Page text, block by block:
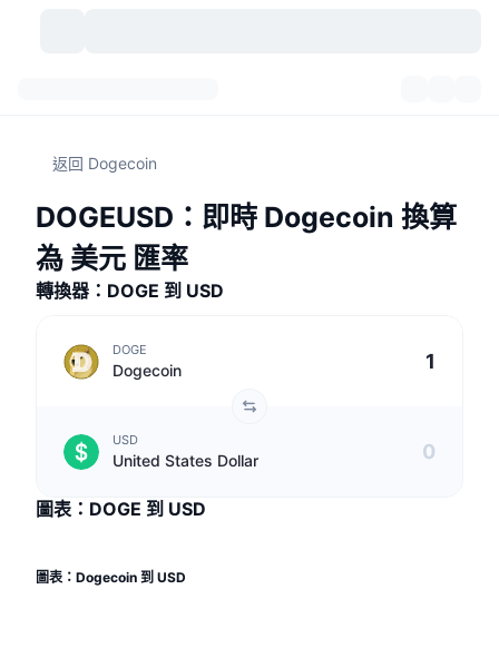
類別
歷史記錄
代幣解鎖
實體世界資產
排行榜
熱門
市場綜覽
現貨市場
加密貨幣數量
BNB金庫
交易所流入/流出
指標
信號
熱門
新
迷因探索工具
頂級交易者
集中式交易所
現貨
去中心化交易所
衍生品
社群
動態
直播
文章
加密貨幣 API
DEX API
匯率換算
返回 Dogecoin
DOGEUSD：即時 Dogecoin 換算
為 美元 匯率
轉換器：DOGE 到 USD
DOGE
Dogecoin
USD
United States Dollar
圖表：DOGE 到 USD
圖表：Dogecoin 到 USD